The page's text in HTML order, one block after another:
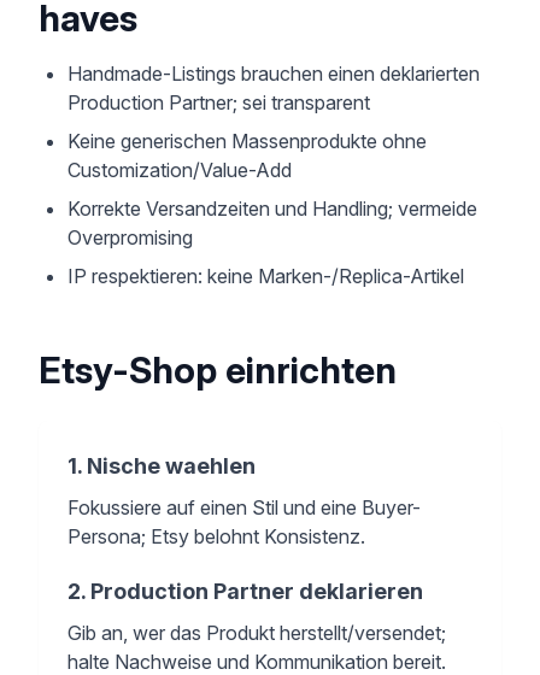
haves
Handmade-Listings brauchen einen deklarierten
Production Partner; sei transparent
Keine generischen Massenprodukte ohne
Customization/Value-Add
Korrekte Versandzeiten und Handling; vermeide
Overpromising
IP respektieren: keine Marken-/Replica-Artikel
Etsy-Shop einrichten
1. Nische waehlen
Fokussiere auf einen Stil und eine Buyer-
Persona; Etsy belohnt Konsistenz.
2. Production Partner deklarieren
Gib an, wer das Produkt herstellt/versendet;
halte Nachweise und Kommunikation bereit.